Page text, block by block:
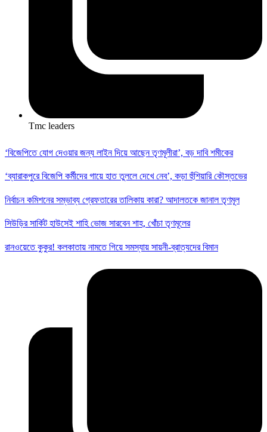
Tmc leaders
‘‌বিজেপিতে যোগ দেওয়ার জন্য লাইন দিয়ে আছেন তৃণমূলীরা’‌, বড় দাবি শমীকের
‘‌ব্যারাকপুরে বিজেপি কর্মীদের গায়ে হাত তুললে দেখে নেব’‌, কড়া হুঁশিয়ারি কৌস্তভের
নির্বাচন কমিশনের সম্ভাব্য গ্রেফতারের তালিকায় কারা?‌ আদালতকে জানাল তৃণমূল
সিউড়ির সার্কিট হাউসেই শাহি ভোজ সারবেন শাহ, খোঁচা তৃণমূলের
রানওয়েতে কুকুর! কলকাতায় নামতে গিয়ে সমস্যায় সায়নী-ব্রাত্যদের বিমান